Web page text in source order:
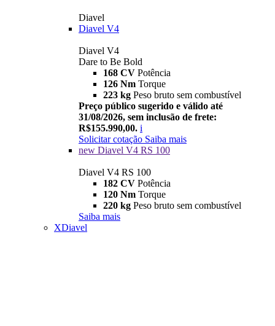
Diavel
Diavel V4
Diavel V4
Dare to Be Bold
168 CV Potência
126 Nm Torque
223 kg Peso bruto sem combustível
Preço público sugerido e válido até
31/08/2026, sem inclusão de frete:
R$155.990,00. i
Solicitar cotação Saiba mais
new Diavel V4 RS 100
Diavel V4 RS 100
182 CV Potência
120 Nm Torque
220 kg Peso bruto sem combustível
Saiba mais
XDiavel